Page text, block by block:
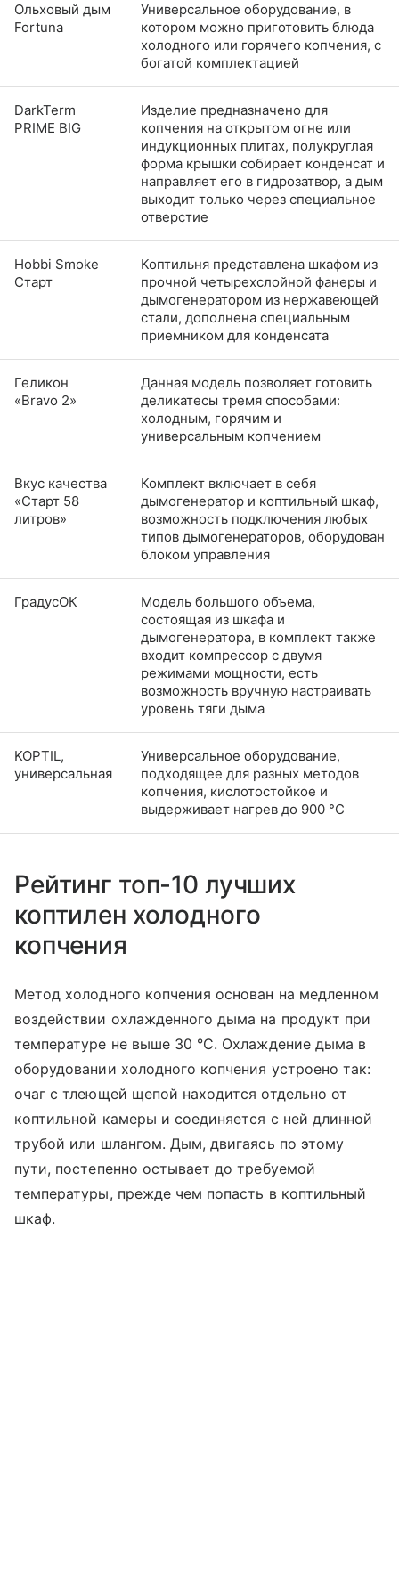
Ольховый дым
Fortuna
Универсальное оборудование, в
котором можно приготовить блюда
холодного или горячего копчения, с
богатой комплектацией
DarkTerm
PRIME BIG
Изделие предназначено для
копчения на открытом огне или
индукционных плитах, полукруглая
форма крышки собирает конденсат и
направляет его в гидрозатвор, а дым
выходит только через специальное
отверстие
Hobbi Smoke
Старт
Коптильня представлена шкафом из
прочной четырехслойной фанеры и
дымогенератором из нержавеющей
стали, дополнена специальным
приемником для конденсата
Геликон
«Bravo 2»
Данная модель позволяет готовить
деликатесы тремя способами:
холодным, горячим и
универсальным копчением
Вкус качества
«Старт 58
литров»
Комплект включает в себя
дымогенератор и коптильный шкаф,
возможность подключения любых
типов дымогенераторов, оборудован
блоком управления
ГрадусОК
Модель большого объема,
состоящая из шкафа и
дымогенератора, в комплект также
входит компрессор с двумя
режимами мощности, есть
возможность вручную настраивать
уровень тяги дыма
KOPTIL,
универсальная
Универсальное оборудование,
подходящее для разных методов
копчения, кислотостойкое и
выдерживает нагрев до 900 °C
Рейтинг топ-10 лучших
коптилен холодного
копчения
Метод холодного копчения основан на медленном
воздействии охлажденного дыма на продукт при
температуре не выше 30 °С. Охлаждение дыма в
оборудовании холодного копчения устроено так:
очаг с тлеющей щепой находится отдельно от
коптильной камеры и соединяется с ней длинной
трубой или шлангом. Дым, двигаясь по этому
пути, постепенно остывает до требуемой
температуры, прежде чем попасть в коптильный
шкаф.